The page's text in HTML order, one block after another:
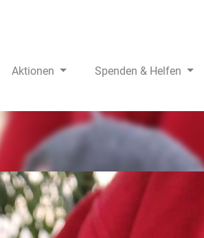
Aktionen Spenden & Helfen